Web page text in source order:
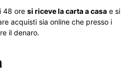
48 ore si riceve la carta a casa e si
acquisti sia online che presso i
il denaro.